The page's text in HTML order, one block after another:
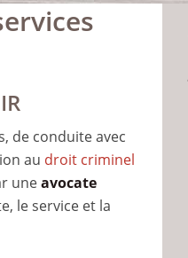
de conduite avec
au droit criminel
uneavocate
le service et la